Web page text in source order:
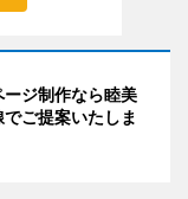
ジ制作なら睦美
ご提案いたしま